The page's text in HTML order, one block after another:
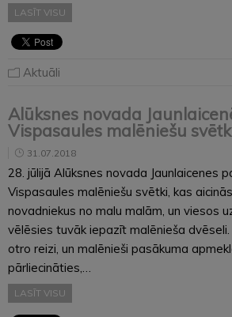
LASĪT VISU
Aktuāli
Alūksnes novada
Vispasaules malēniešu
31.07.2018
28. jūlijā Alūksnes novada Jaunlaicenes
Vispasaules malēniešu svētki, kas
novadniekus no malu malām, un viesos
vēlēsies tuvāk iepazīt malēnieša
otro reizi, un malēnieši pasākuma
pārliecināties,…
LASĪT VISU